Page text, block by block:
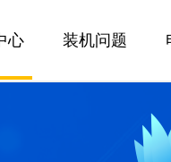
心 装机问题